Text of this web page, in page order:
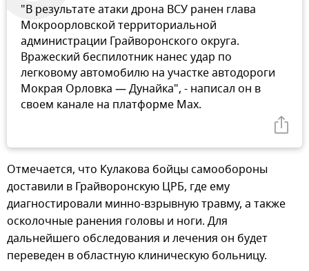
"В результате атаки дрона ВСУ ранен глава
Мокроорловской территориальной
администрации Грайворонского округа.
Вражеский беспилотник нанес удар по
легковому автомобилю на участке автодороги
Мокрая Орловка — Дунайка", - написал он в
своем канале на платформе Max.
Отмечается, что Кулакова бойцы самообороны
доставили в Грайворонскую ЦРБ, где ему
диагностировали минно-взрывную травму, а также
осколочные ранения головы и ноги. Для
дальнейшего обследования и лечения он будет
переведен в областную клиническую больницу.